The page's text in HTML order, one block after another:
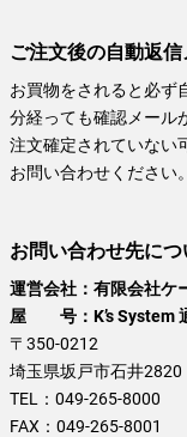
ご注文後の自動返
お買物をされると必ず
分経っても確認メール
注文確定されていない
お問い合わせください。
お問い合わせ先につ
運営会社：有限会社ケ
屋 号：K’s System
〒350-0212
埼玉県坂戸市石井2820
TEL： 049-265-8000
FAX： 049-265-8001